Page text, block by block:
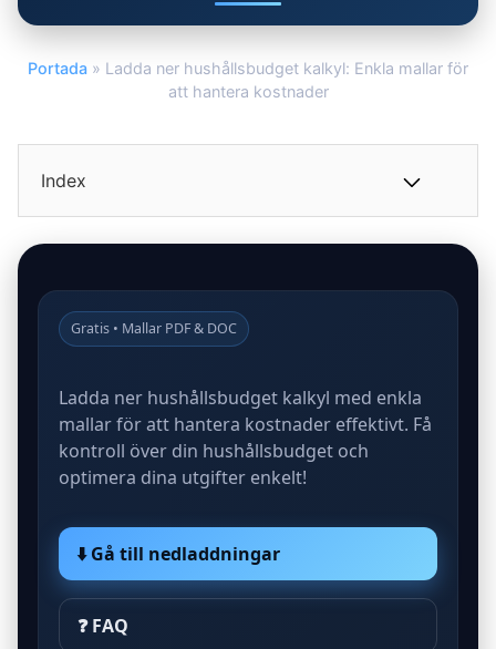
Portada » Ladda ner hushållsbudget kalkyl: Enkla mallar för
att hantera kostnader
Index
Gratis • Mallar PDF & DOC
Ladda ner hushållsbudget kalkyl med enkla
mallar för att hantera kostnader effektivt. Få
kontroll över din hushållsbudget och
optimera dina utgifter enkelt!
⬇️ Gå till nedladdningar
❓ FAQ